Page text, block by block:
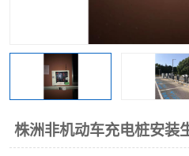
株洲非机动车充电桩安装